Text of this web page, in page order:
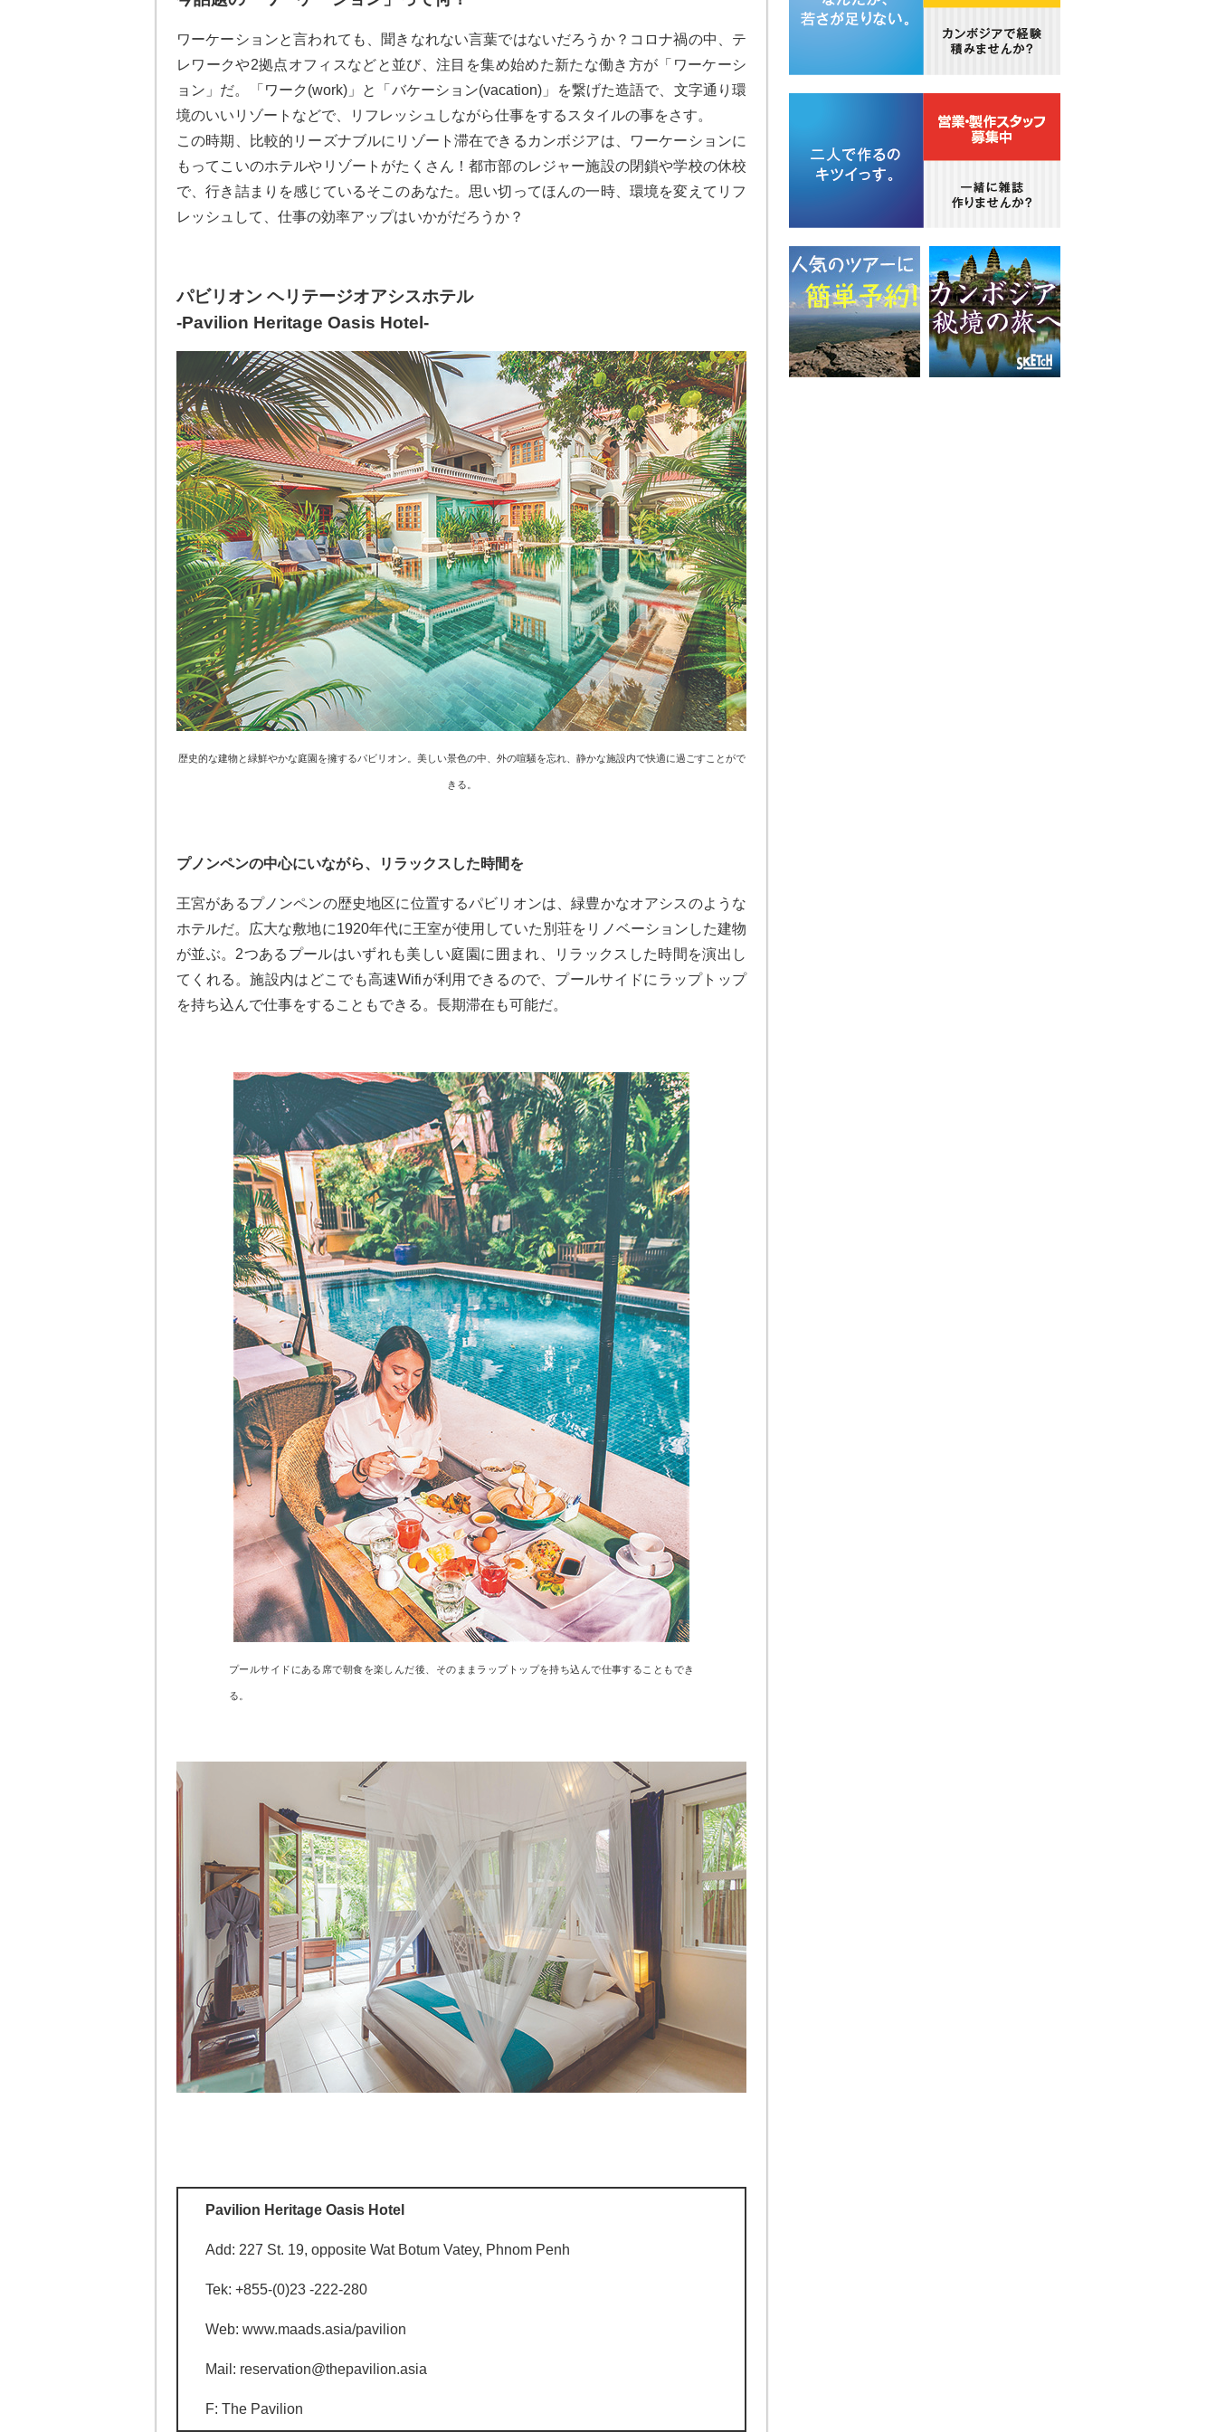
ワーケーションと言われても、聞きなれない言葉ではないだろうか？コロナ禍の中、テ
レワークや2拠点オフィスなどと並び、注目を集め始めた新たな働き方が「ワーケーシ
ョン」だ。「ワーク(work)」と「バケーション(vacation)」を繋げた造語で、文字通り環
境のいいリゾートなどで、リフレッシュしながら仕事をするスタイルの事をさす。
この時期、比較的リーズナブルにリゾート滞在できるカンボジアは、ワーケーションに
もってこいのホテルやリゾートがたくさん！都市部のレジャー施設の閉鎖や学校の休校
で、行き詰まりを感じているそこのあなた。思い切ってほんの一時、環境を変えてリフ
レッシュして、仕事の効率アップはいかがだろうか？
パビリオン ヘリテージオアシスホテル
-Pavilion Heritage Oasis Hotel-
歴史的な建物と緑鮮やかな庭園を擁するパビリオン。美しい景色の中、外の喧騒を忘れ、静かな施設内で快適に過ごすことがで
きる。
プノンペンの中心にいながら、リラックスした時間を
王宮があるプノンペンの歴史地区に位置するパビリオンは、緑豊かなオアシスのような
ホテルだ。広大な敷地に1920年代に王室が使用していた別荘をリノベーションした建物
が並ぶ。2つあるプールはいずれも美しい庭園に囲まれ、リラックスした時間を演出し
てくれる。施設内はどこでも高速Wifiが利用できるので、プールサイドにラップトップ
を持ち込んで仕事をすることもできる。長期滞在も可能だ。
プールサイドにある席で朝食を楽しんだ後、そのままラップトップを持ち込んで仕事することもでき
る。
Pavilion Heritage Oasis Hotel
Add: 227 St. 19, opposite Wat Botum Vatey, Phnom Penh
Tek: +855-(0)23 -222-280
Web: www.maads.asia/pavilion
Mail: reservation@thepavilion.asia
F: The Pavilion